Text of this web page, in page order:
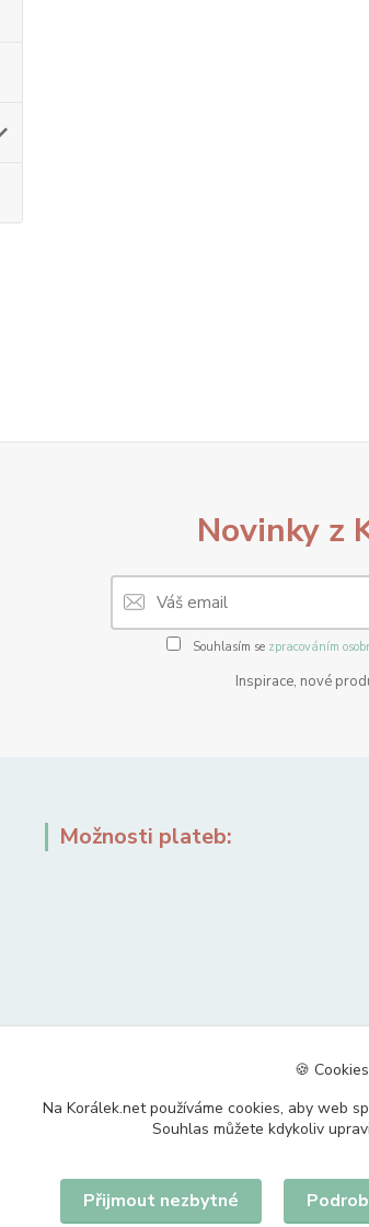
Novinky z
Souhlasím se zpracováním
Inspirace, nové
Možnosti plateb:
🍪
Na Korálek.net používáme cookies, aby web
Souhlas můžete kdykoliv
Přijmout nezbytné